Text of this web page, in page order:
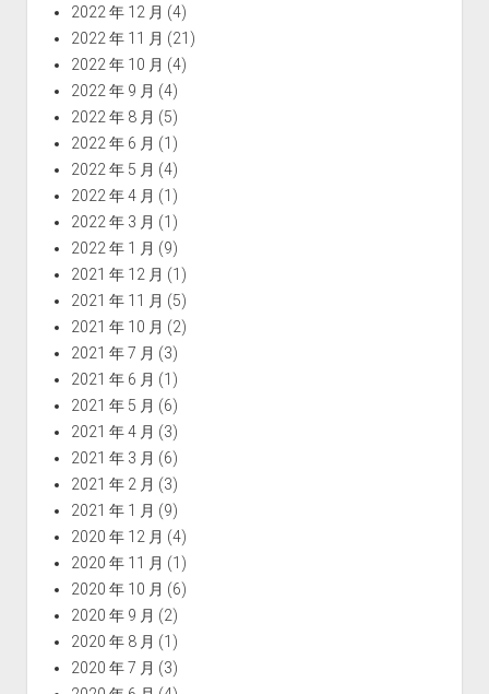
2022 年 12 月 (4)
2022 年 11 月 (21)
2022 年 10 月 (4)
2022 年 9 月 (4)
2022 年 8 月 (5)
2022 年 6 月 (1)
2022 年 5 月 (4)
2022 年 4 月 (1)
2022 年 3 月 (1)
2022 年 1 月 (9)
2021 年 12 月 (1)
2021 年 11 月 (5)
2021 年 10 月 (2)
2021 年 7 月 (3)
2021 年 6 月 (1)
2021 年 5 月 (6)
2021 年 4 月 (3)
2021 年 3 月 (6)
2021 年 2 月 (3)
2021 年 1 月 (9)
2020 年 12 月 (4)
2020 年 11 月 (1)
2020 年 10 月 (6)
2020 年 9 月 (2)
2020 年 8 月 (1)
2020 年 7 月 (3)